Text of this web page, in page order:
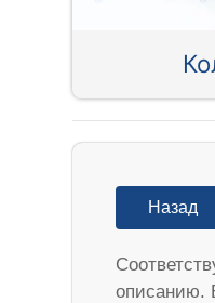
Назад
описанию.